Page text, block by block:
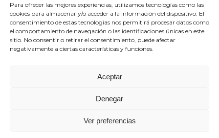
Para ofrecer las mejores experiencias, utilizamos tecnologías como las
cookies para almacenar y/o acceder a la información del dispositivo. El
consentimiento de estas tecnologías nos permitirá procesar datos como
el comportamiento de navegación o las identificaciones únicas en este
sitio. No consentir o retirar el consentimiento, puede afectar
negativamente a ciertas características y funciones.
Aceptar
Denegar
Ver preferencias